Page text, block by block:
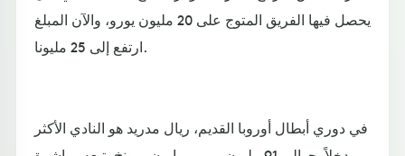
يحصل فيها الفريق المتوج على 20 مليون يورو، والآن المبلغ
ارتفع إلى 25 مليونا.
في دوري أبطال أوروبا القديم، ريال مدريد هو النادي الأكثر